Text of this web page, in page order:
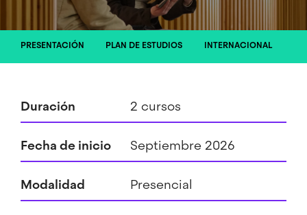
PRESENTACIÓN PLAN DE ESTUDIOS INTERNACIONAL
Duración 2 cursos
Fecha de inicio Septiembre 2026
Modalidad Presencial